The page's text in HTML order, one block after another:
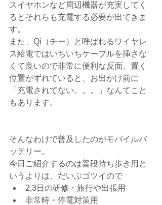
スイヤホンなど周辺機器が充実してく
るとそれらも充電する必要が出てきま
す。
また、Qi（チー）と呼ばれるワイヤレ
ス給電ではいちいちケーブルを挿さな
くて良いので非常に便利な反面、置く
位置がずれていると、お出かけ前に
「充電されてない。。。」なんてこと
もあります。
そんなわけで普及したのがモバイルバ
ッテリー。
今日ご紹介するのは普段持ち歩き用と
いうよりは、だいぶゴツイので
2,3日の研修・旅行や出張用
非常時・停電対策用